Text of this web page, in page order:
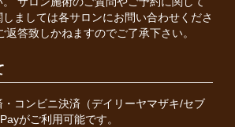
ましては各サロンにお問い合わせくださ
返答致しかねますのでご了承下さい。
コンビニ決済（デイリーヤマザキ/セブ
がご利用可能です。